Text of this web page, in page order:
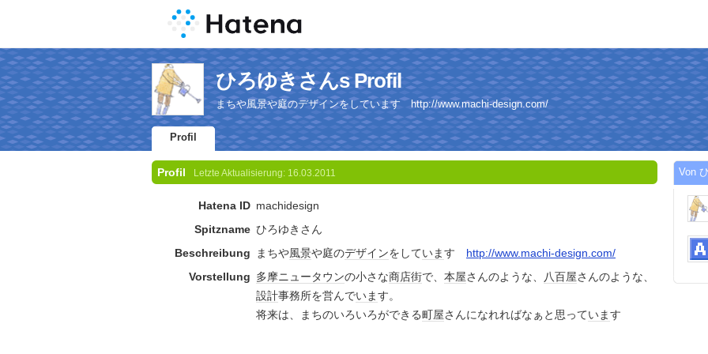
ひろゆきさんs Profil
まちや風景や庭のデザインをしています http://www.machi-design.com/
Profil
Profil Letzte Aktualisierung: 16.03.2011
Hatena ID machidesign
Spitzname ひろゆきさん
Beschreibung
まちや風景や庭のデザインをしています http://www.machi-design.com/
Vorstellung 多摩ニュータウンの小さな商店街で、 本屋さんのような、 八百屋さんのような、
設計事務所を営んでいます。
将来は、まちのいろいろができる町屋さんになれればなぁと思っています
Von